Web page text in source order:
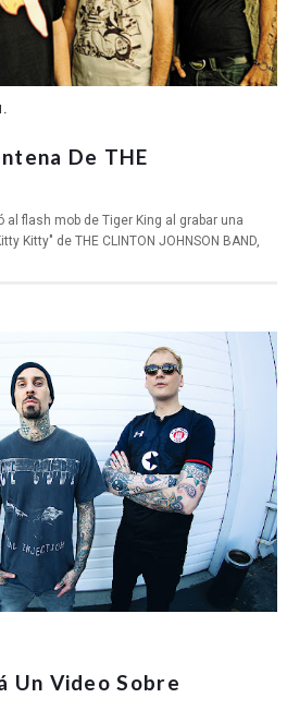
De THE
al flash mob de Tiger King al grabar una
Kitty" de THE CLINTON JOHNSON BAND,
Un Video Sobre